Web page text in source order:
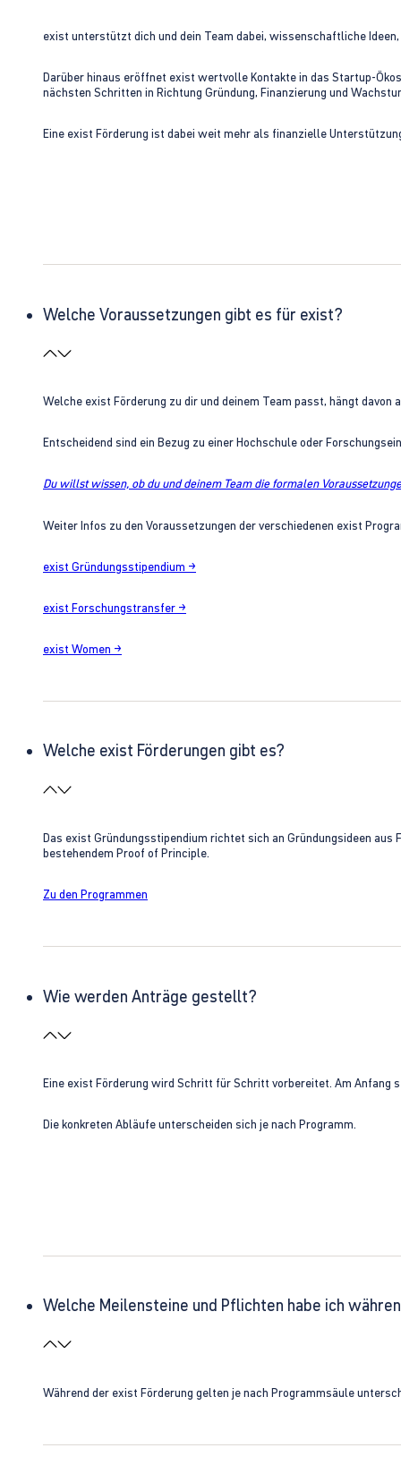
exist unterstützt dich und dein Team dabei, wissenschaftliche
Darüber hinaus eröffnet exist wertvolle Kontakte in das Startup-
nächsten Schritten in Richtung Gründung, Finanzierung und
Eine exist Förderung ist dabei weit mehr als finanzielle
Welche Voraussetzungen gibt es für exist?
Welche exist Förderung zu dir und deinem Team passt, hängt
Entscheidend sind ein Bezug zu einer Hochschule oder
Du willst wissen, ob du und deinem Team die formalen
Weiter Infos zu den Voraussetzungen der verschiedenen exist
exist Gründungsstipendium →
exist Forschungstransfer →
exist Women →
Welche exist Förderungen gibt es?
Das exist Gründungsstipendium richtet sich an Gründungsideen
bestehendem Proof of Principle.
Zu den Programmen
Wie werden Anträge gestellt?
Eine exist Förderung wird Schritt für Schritt vorbereitet. Am Anfang
Die konkreten Abläufe unterscheiden sich je nach Programm.
Welche Meilensteine und Pflichten habe ich
Während der exist Förderung gelten je nach Programmsäule